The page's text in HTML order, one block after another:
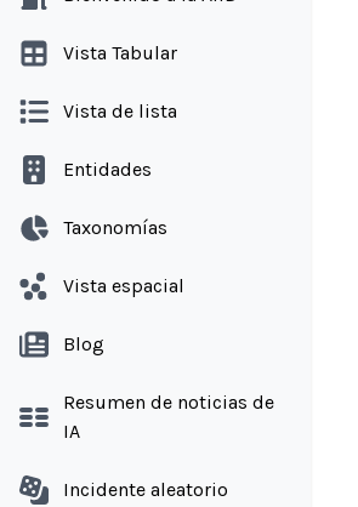
Vista Tabular
Vista de lista
Entidades
Taxonomías
Vista espacial
Blog
Resumen de noticias de
IA
Incidente aleatorio